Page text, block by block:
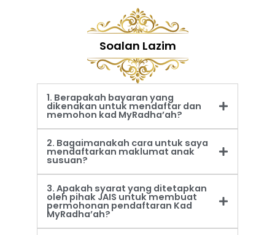
Soalan Lazim
1. Berapakah bayaran yang
dikenakan untuk mendaftar dan
memohon kad MyRadha’ah?
2. Bagaimanakah cara untuk saya
mendaftarkan maklumat anak
susuan?
3. Apakah syarat yang ditetapkan
oleh pihak JAIS untuk membuat
permohonan pendaftaran Kad
MyRadha’ah?